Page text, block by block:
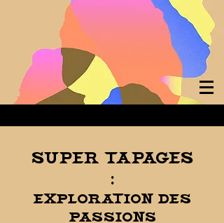
SUPER TAPAGES
:
EXPLORATION DES
PASSIONS